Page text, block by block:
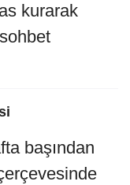
kurarak
başından